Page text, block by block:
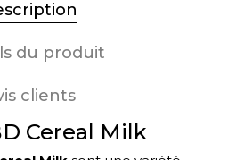
du produit
clients
Cereal Milk